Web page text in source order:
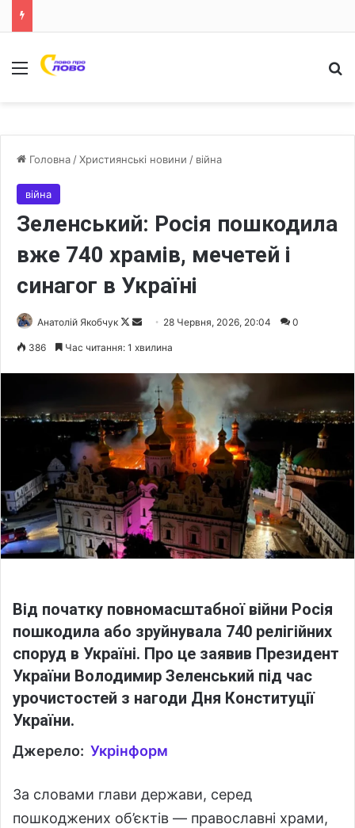
Меню
Головна /Християнські новини / війна
війна
Зеленський: Росія пошкодила
вже 740 храмів, мечетей і
синагог в Україні
Анатолій Якобчук
F
w
o
n
X
d
a
n
e
m
a
i
l
28 Червня, 2026, 20:04 0
386 Час читання: 1 хвилина
Від початку повномасштабної війни Росія
пошкодила або зруйнувала 740 релігійних
споруд в Україні. Про це заявив Президент
України Володимир Зеленський під час
урочистостей з нагоди Дня Конституції
України.
Джерело: Укрінформ
За словами глави держави, серед
пошкоджених об’єктів — православні храми,